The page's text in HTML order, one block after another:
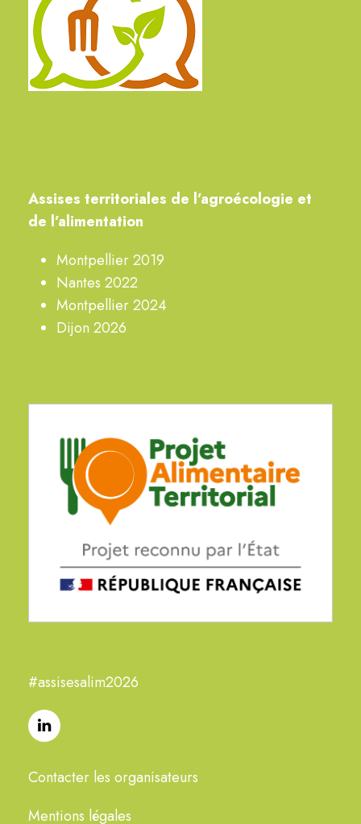
Assises territoriales de l’agroécologie et
de l’alimentation
Montpellier 2019
Nantes 2022
Montpellier 2024
Dijon 2026
#assisesalim2026
Contacter les organisateurs
Mentions légales